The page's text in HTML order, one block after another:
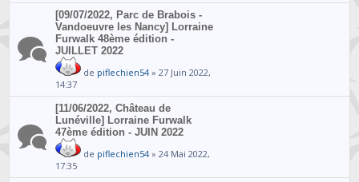
[09/07/2022, Parc de Brabois -
Vandoeuvre les Nancy] Lorraine
Furwalk 48ème édition -
JUILLET 2022
de piflechien54» 27 Juin 2022,
14:37
[11/06/2022, Château de
Lunéville] Lorraine Furwalk
47ème édition - JUIN 2022
de piflechien54» 24 Mai 2022,
17:35